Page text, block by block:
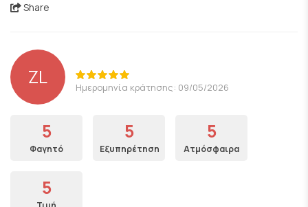
Share
ZL Ημερομηνία κράτησης: 09/05/2026
5
Φαγητό
5
Εξυπηρέτηση
5
Ατμόσφαιρα
5